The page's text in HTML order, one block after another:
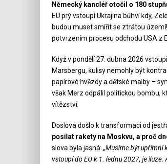
Německý kancléř otočil o 180
EU prý vstoupí Ukrajina bůhví kdy,
budou muset smířit se ztrátou
potvrzením procesu odchodu USA z
Když v pondělí 27. dubna 2026
Marsbergu, kulisy nemohly být
papírové hvězdy a dětské malby –
však Merz odpálil politickou bombu,
vítězství.
Doslova došlo k transformaci od
posílat rakety na Moskvu, a proč
slova byla jasná: „Musíme být upřímní
vstoupí do EU k 1. lednu 2027, je